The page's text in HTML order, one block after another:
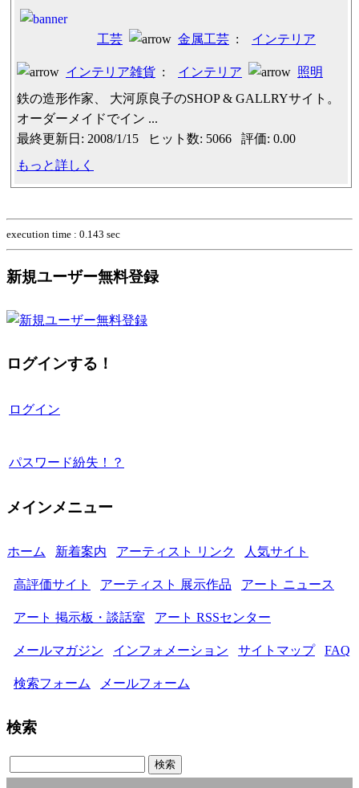
工芸 金属工芸 : インテリア
インテリア雑貨 : インテリア
照明
鉄の造形作家、 大河原良子のSHOP & GALLRYサイト。
オーダーメイドでイン ...
最終更新日: 2008/1/15 ヒット数: 5066 評価: 0.00
もっと詳しく
execution time : 0.143 sec
新規ユーザー無料登録
ログインする！
ログイン
パスワード紛失！？
メインメニュー
ホーム 新着案内 アーティスト リンク 人気サイト
高評価サイト アーティスト 展示作品 アート ニュース
アート 掲示板・談話室 アート RSSセンター
メールマガジン インフォメーション サイトマップ FAQ
検索フォーム メールフォーム
検索